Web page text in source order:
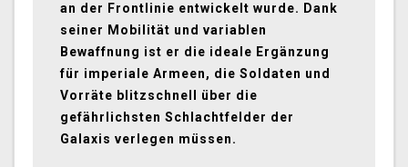
an der Frontlinie entwickelt wurde. Dank
seiner Mobilität und variablen
Bewaffnung ist er die ideale Ergänzung
für imperiale Armeen, die Soldaten und
Vorräte blitzschnell über die
gefährlichsten Schlachtfelder der
Galaxis verlegen müssen.